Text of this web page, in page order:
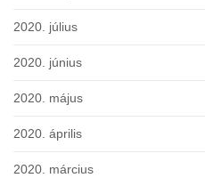
2020. július
2020. június
2020. május
2020. április
2020. március